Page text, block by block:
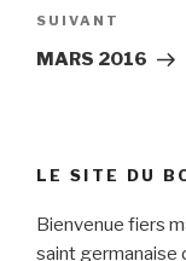
Article
suivant
SUIVANT
MARS 2016
LE SITE DU
Bienvenue fiers
saint germanaise